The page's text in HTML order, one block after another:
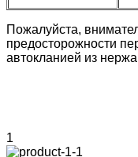
Пожалуйста,
предосторожности
автокланией из
1